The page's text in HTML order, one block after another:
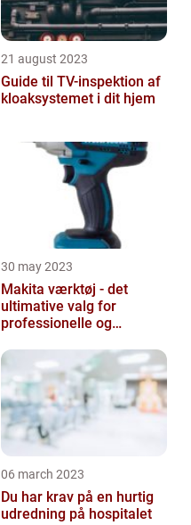
21 august 2023
Guide til TV-inspektion af
kloaksystemet i dit hjem
30 may 2023
Makita værktøj - det
ultimative valg for
professionelle og
selv'ere
06 march 2023
Du har krav på en hurtig
udredning på hospitalet